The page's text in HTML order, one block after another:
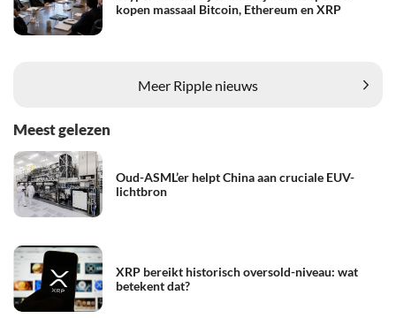
kopen massaal Bitcoin, Ethereum en XRP
Meer Ripple nieuws
Meest gelezen
Oud-ASML’er helpt China aan cruciale EUV-
lichtbron
XRP bereikt historisch oversold-niveau: wat
betekent dat?